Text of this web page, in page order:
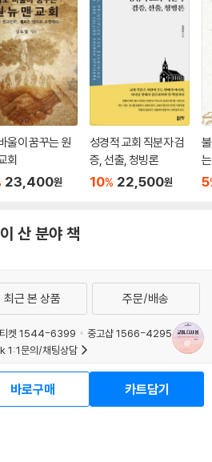
울이 꿈꾸는 원
회
23,400원
성경적 교회 직분자 검
증, 선출, 청빙론
10% 22,500원 5
산 분야 책
바로구매 카트담기
최근 본 상품 주문/배송
티켓 1544-6399
중고샵 1566-4295
1:1문의/채팅상담
사(주) 사업자 정보
정보처리방침
청소년보호정책